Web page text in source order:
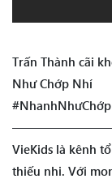
Trấn Thành cãi
Như Chớp Nhí
VieKids là kênh
thiếu nhi. Với